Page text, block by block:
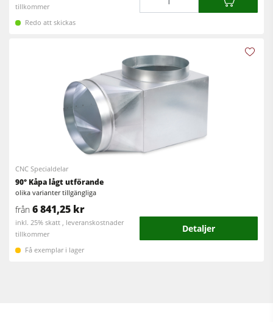
tillkommer
Redo att skickas
CNC Specialdelar
90° Kåpa lågt utförande
olika varianter tillgängliga
från 6 841,25 kr
inkl. 25% skatt , leveranskostnader
tillkommer
Detaljer
Få exemplar i lager